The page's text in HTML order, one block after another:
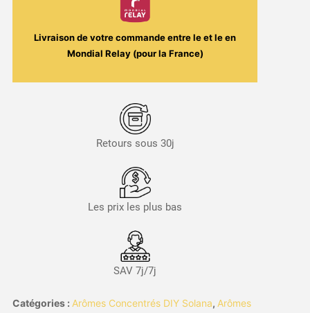
Livraison de votre commande entre leet leen
Mondial Relay (pour la France)
Retours sous 30j
Les prix les plus bas
SAV 7j/7j
Catégories : Arômes Concentrés DIY Solana, Arômes